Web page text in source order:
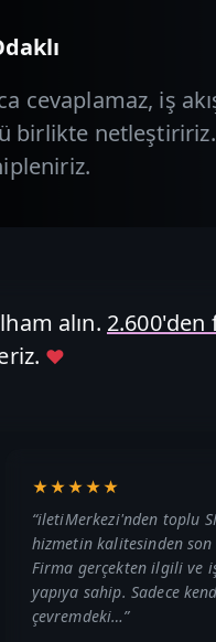
cevaplamaz, iş
birlikte
alın. 2.600'den
♥
★★★★★
“iletiMerkezi'nden toplu
hizmetin kalitesinden son
Firma gerçekten ilgili ve
yapıya sahip. Sadece
çevremdeki…”